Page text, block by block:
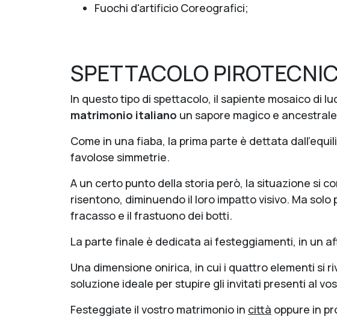
Fuochi d'artificio Coreografici;
SPETTACOLO
In questo tipo di spettacolo, il sapiente mosaico di
matrimonio italiano un sapore magico e
Come in una fiaba, la prima parte è dettata
favolose simmetrie.
A un certo punto della storia però, la situazione si
risentono, diminuendo il loro impatto visivo. Ma
fracasso e il frastuono dei botti.
La parte finale è dedicata ai festeggiamenti, in un
Una dimensione onirica, in cui i quattro elementi si
soluzione ideale per stupire gli invitati presenti al
Festeggiate il vostro matrimonio in città oppure in